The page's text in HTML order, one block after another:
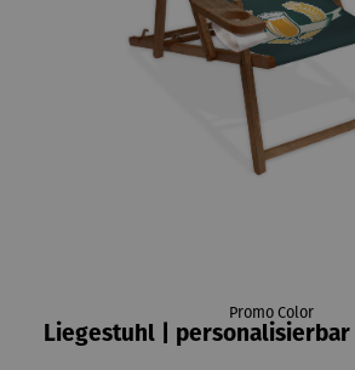
Promo Color
Liegestuhl | personalisierbar -